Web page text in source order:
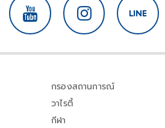
กรองสถานการณ์
วาไรตี้
กีฬา